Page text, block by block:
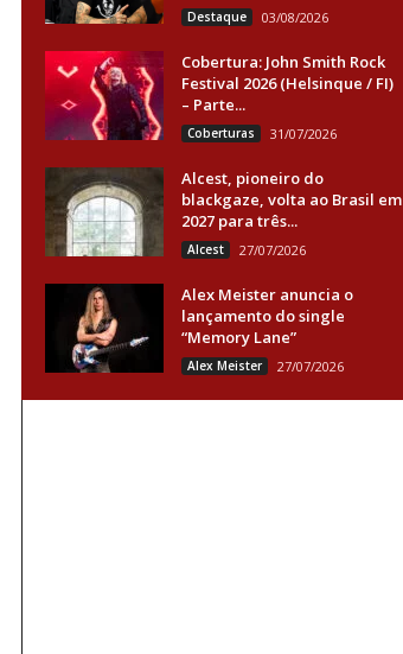
Destaque 03/08/2026
Cobertura: John Smith Rock
Festival 2026 (Helsinque / FI)
– Parte...
Coberturas 31/07/2026
Alcest, pioneiro do
blackgaze, volta ao Brasil em
2027 para três...
Alcest 27/07/2026
Alex Meister anuncia o
lançamento do single
“Memory Lane”
Alex Meister 27/07/2026